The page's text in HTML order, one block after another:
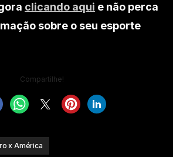
clicando aqui e não perca
sobre o seu esporte
Compartilhe!
x América